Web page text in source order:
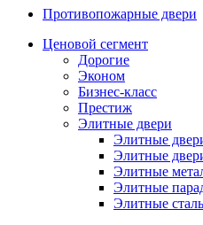
Противопожарные двери
Ценовой сегмент
Дорогие
Эконом
Бизнес-класс
Престиж
Элитные двери
Элитные
Элитные
Элитные
Элитные
Элитные